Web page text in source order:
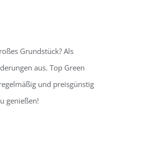
Grundstück? Als
aus. Top Green
und preisgünstig
genießen!